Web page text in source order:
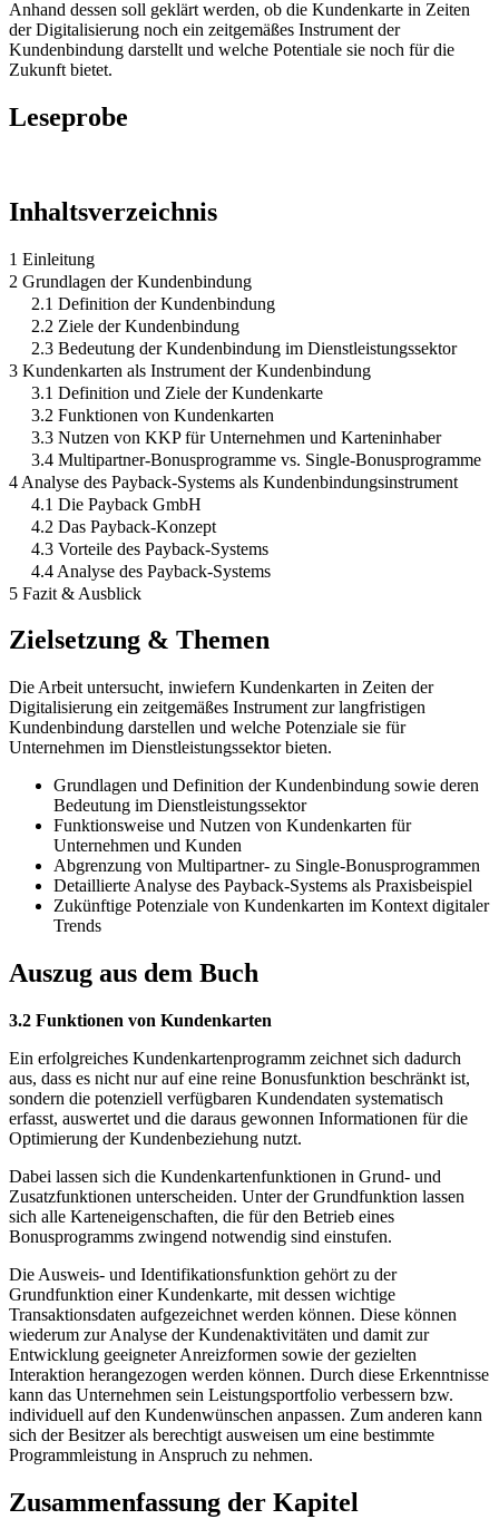
Anhand dessen soll geklärt werden, ob die Kundenkarte in Zeiten
der Digitalisierung noch ein zeitgemäßes Instrument der
Kundenbindung darstellt und welche Potentiale sie noch für die
Zukunft bietet.
Leseprobe
Inhaltsverzeichnis
1 Einleitung
2 Grundlagen der Kundenbindung
2.1 Definition der Kundenbindung
2.2 Ziele der Kundenbindung
2.3 Bedeutung der Kundenbindung im Dienstleistungssektor
3 Kundenkarten als Instrument der Kundenbindung
3.1 Definition und Ziele der Kundenkarte
3.2 Funktionen von Kundenkarten
3.3 Nutzen von KKP für Unternehmen und Karteninhaber
3.4 Multipartner-Bonusprogramme vs. Single-Bonusprogramme
4 Analyse des Payback-Systems als Kundenbindungsinstrument
4.1 Die Payback GmbH
4.2 Das Payback-Konzept
4.3 Vorteile des Payback-Systems
4.4 Analyse des Payback-Systems
5 Fazit & Ausblick
Zielsetzung & Themen
Die Arbeit untersucht, inwiefern Kundenkarten in Zeiten der
Digitalisierung ein zeitgemäßes Instrument zur langfristigen
Kundenbindung darstellen und welche Potenziale sie für
Unternehmen im Dienstleistungssektor bieten.
Grundlagen und Definition der Kundenbindung sowie deren
Bedeutung im Dienstleistungssektor
Funktionsweise und Nutzen von Kundenkarten für
Unternehmen und Kunden
Abgrenzung von Multipartner- zu Single-Bonusprogrammen
Detaillierte Analyse des Payback-Systems als Praxisbeispiel
Zukünftige Potenziale von Kundenkarten im Kontext digitaler
Trends
Auszug aus dem Buch
3.2 Funktionen von Kundenkarten
Ein erfolgreiches Kundenkartenprogramm zeichnet sich dadurch
aus, dass es nicht nur auf eine reine Bonusfunktion beschränkt ist,
sondern die potenziell verfügbaren Kundendaten systematisch
erfasst, auswertet und die daraus gewonnen Informationen für die
Optimierung der Kundenbeziehung nutzt.
Dabei lassen sich die Kundenkartenfunktionen in Grund- und
Zusatzfunktionen unterscheiden. Unter der Grundfunktion lassen
sich alle Karteneigenschaften, die für den Betrieb eines
Bonusprogramms zwingend notwendig sind einstufen.
Die Ausweis- und Identifikationsfunktion gehört zu der
Grundfunktion einer Kundenkarte, mit dessen wichtige
Transaktionsdaten aufgezeichnet werden können. Diese können
wiederum zur Analyse der Kundenaktivitäten und damit zur
Entwicklung geeigneter Anreizformen sowie der gezielten
Interaktion herangezogen werden können. Durch diese Erkenntnisse
kann das Unternehmen sein Leistungsportfolio verbessern bzw.
individuell auf den Kundenwünschen anpassen. Zum anderen kann
sich der Besitzer als berechtigt ausweisen um eine bestimmte
Programmleistung in Anspruch zu nehmen.
Zusammenfassung der Kapitel